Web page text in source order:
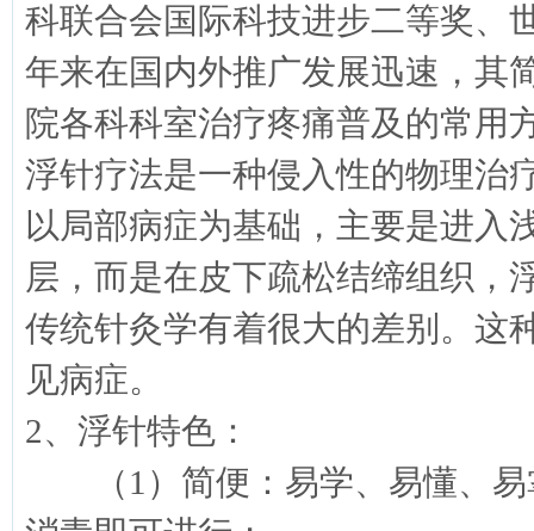
科联合会国际科技进步二等奖、
年来在国内外推广发展迅速，其
院各科科室治疗疼痛普及的常用
浮针疗法是一种侵入性的物理治
以局部病症为基础，主要是进入
层，而是在皮下疏松结缔组织，
传统针灸学有着很大的差别。这
见病症。
2、浮针特色：
（1）简便：易学、易懂、易